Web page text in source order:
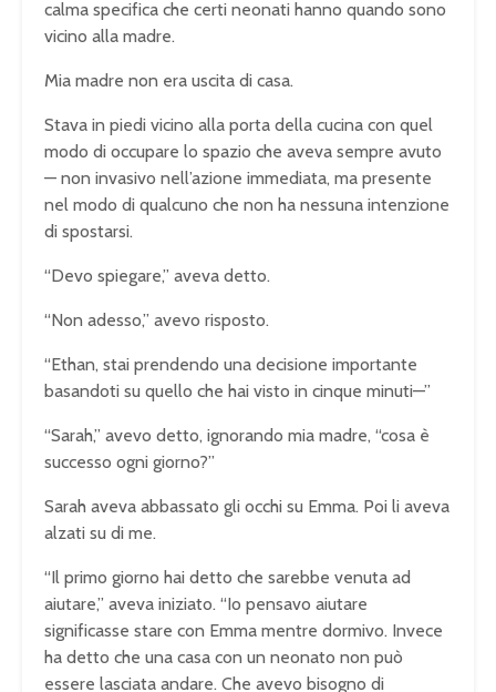
calma specifica che certi neonati hanno quando sono
vicino alla madre.
Mia madre non era uscita di casa.
Stava in piedi vicino alla porta della cucina con quel
modo di occupare lo spazio che aveva sempre avuto
— non invasivo nell’azione immediata, ma presente
nel modo di qualcuno che non ha nessuna intenzione
di spostarsi.
“Devo spiegare,” aveva detto.
“Non adesso,” avevo risposto.
“Ethan, stai prendendo una decisione importante
basandoti su quello che hai visto in cinque minuti—”
“Sarah,” avevo detto, ignorando mia madre, “cosa è
successo ogni giorno?”
Sarah aveva abbassato gli occhi su Emma. Poi li aveva
alzati su di me.
“Il primo giorno hai detto che sarebbe venuta ad
aiutare,” aveva iniziato. “Io pensavo aiutare
significasse stare con Emma mentre dormivo. Invece
ha detto che una casa con un neonato non può
essere lasciata andare. Che avevo bisogno di